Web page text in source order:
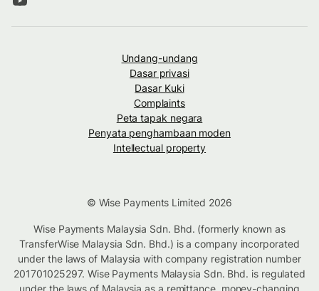
Undang-undang
Dasar privasi
Dasar Kuki
Complaints
Peta tapak negara
Penyata penghambaan moden
Intellectual property
© Wise Payments Limited 2026
Wise Payments Malaysia Sdn. Bhd. (formerly known as
TransferWise Malaysia Sdn. Bhd.) is a company incorporated
under the laws of Malaysia with company registration number
201701025297. Wise Payments Malaysia Sdn. Bhd. is regulated
under the laws of Malaysia as a remittance, money-changing